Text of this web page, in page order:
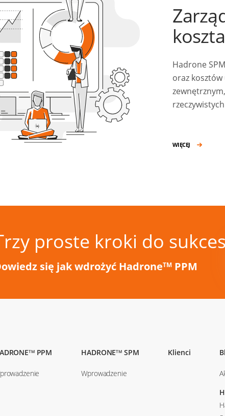
Hadrone
oraz
WIĘCEJ
proste kroki do
się jak wdrożyć HadroneTMPPM
TMPPM HADRONETMSPM
Wprowadzenie
Klienci